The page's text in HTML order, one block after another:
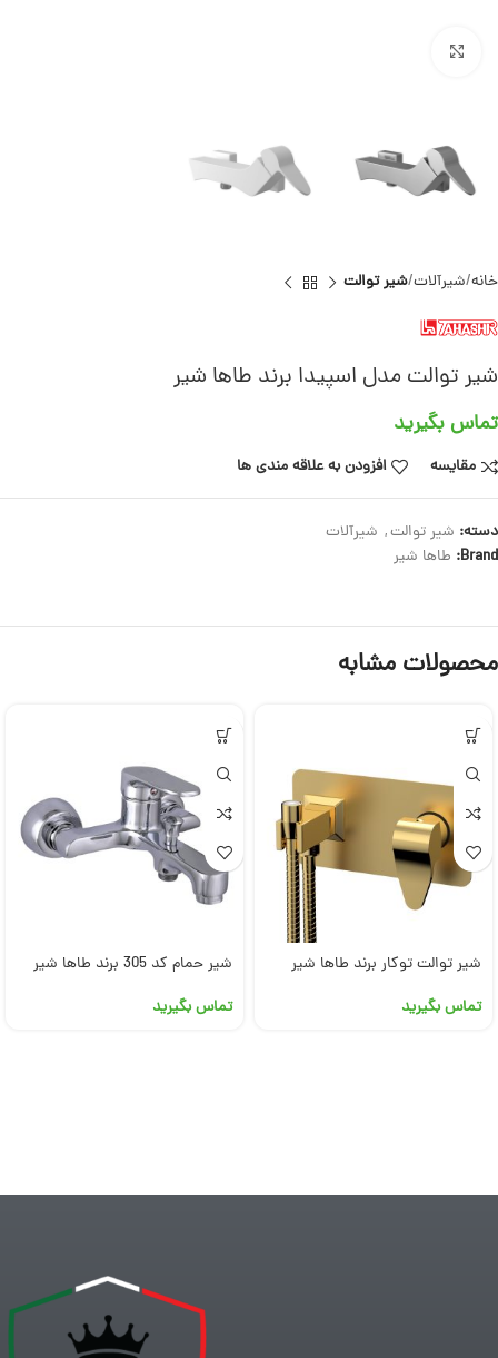
خانه شیرآلات شیر توالت
شیر توالت مدل اسپیدا برند طاها شیر
تماس بگیرید
مقایسه افزودن به علاقه مندی ها
دسته: شیر توالت, شیرآلات
Brand: طاها شیر
محصولات مشابه
شیر توالت توکار برند طاها شیر
تماس بگیرید
شیر حمام کد 305 برند طاها شیر
تماس بگیرید